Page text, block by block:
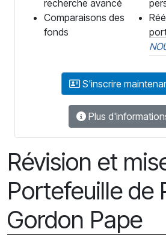
recherche avancé
Comparaisons des
fonds
S'inscrire
Plus
Révision et
Portefeuille de
Gordon Pape